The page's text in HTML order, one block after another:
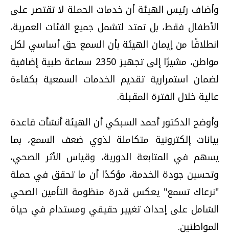
وأضاف رئيس الهيئة أن خدمات الحملة لا تقتصر على
الأطفال فقط، بل تمتد لتشمل جميع الفئات العمرية،
انطلاقًا من إيمان الهيئة بأن السمع حق أساسي لكل
مواطن، مشيرًا إلى تجهيز 2350 سماعة طبية إضافية
لضمان استمرارية تقديم الخدمات السمعية بكفاءة
عالية خلال الفترة المقبلة.
وأوضح الدكتور أحمد السبكي أن الهيئة أنشأت قاعدة
بيانات إلكترونية متكاملة لذوي ضعف السمع، بما
يسهم في المتابعة الدورية، وقياس الأثر الصحي،
وتحسين جودة الخدمة، مؤكدًا أن ما تحقق في حملة
"نرعاك تسمع" يعكس قدرة منظومة التأمين الصحي
الشامل على إحداث تغيير حقيقي ومستدام في حياة
المواطنين.